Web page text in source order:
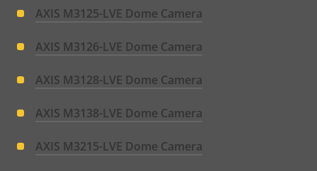
AXIS M3125-LVE Dome Camera
AXIS M3126-LVE Dome Camera
AXIS M3128-LVE Dome Camera
AXIS M3138-LVE Dome Camera
AXIS M3215-LVE Dome Camera